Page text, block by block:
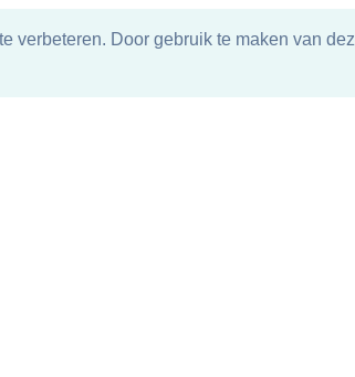
verbeteren. Door gebruik te maken van